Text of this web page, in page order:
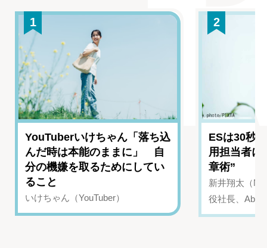
1
YouTuberいけちゃん「落ち込
んだ時は本能のままに」 自
分の機嫌を取るためにしてい
ること
いけちゃん（YouTuber）
2
ESは30秒
用担当者に
章術”
新井翔太（
役社長、